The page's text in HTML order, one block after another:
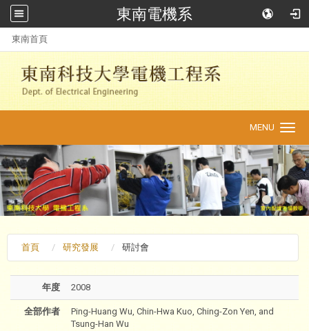
東南電機系
東南首頁
navigation
MENU
首頁 研究發展 研討會
年度 2008
全部作者
Ping-Huang Wu, Chin-Hwa Kuo, Ching-Zon Yen, and
Tsung-Han Wu